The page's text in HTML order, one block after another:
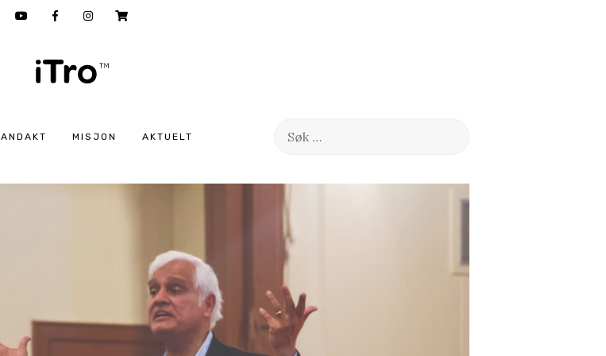
ANDAKT MISJON AKTUELT
Søk